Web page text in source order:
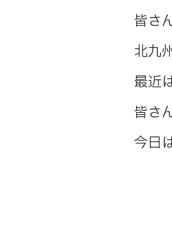
皆さ
北九
最近
皆さ
今日